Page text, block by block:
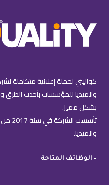
كواليتي لحملة إعلانية متكاملة
والميديا للمؤسسات بأحدث الطرق
بشكل مميز.
والميديا.
– الوظائف المتاحة